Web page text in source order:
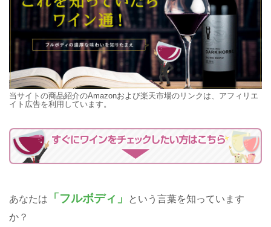
当サイトの商品紹介のAmazonおよび楽天市場のリンクは、アフィリエ
イト広告を利用しています。
あなたは 「フルボディ」
という言葉を知っています
か？